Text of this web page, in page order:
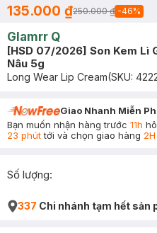
135.000 ₫250.000 ₫ -46%
Glamrr Q
[HSD 07/2026] Son Kem Lì
Nâu 5g
Long Wear Lip Cream(SKU:
Giao Nhanh Miễn
Bạn muốn nhận hàng trước 11h
23 phúttới và chọn giao hàng 2H
Số lượng:
337 Chi nhánh tạm hết sản